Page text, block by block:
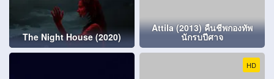
The Night House (2020)
Attila (2013) คืนชีพกองทัพ
นักรบปีศาจ
HD